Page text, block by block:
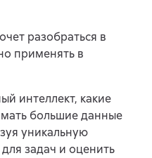
разобраться в
применять в
интеллект, какие
большие данные
уникальную
задач и оценить